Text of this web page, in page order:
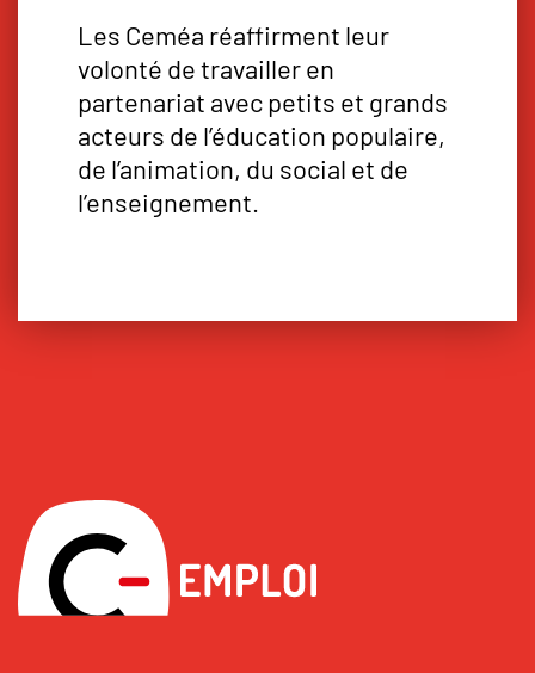
Les Ceméa réaffirment leur
volonté de travailler en
partenariat avec petits et grands
acteurs de l’éducation populaire,
de l’animation, du social et de
l’enseignement.